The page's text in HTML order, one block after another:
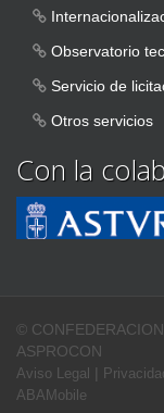
Observatorio
Servicio de
Otros servicios
Con la
©
ASPROCON
Aviso Legal |
ABAMobile